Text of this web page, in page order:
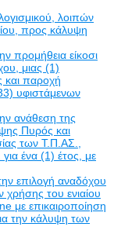
λοιπών
προς κάλυψη
προμήθεια είκοσι
μιας (1)
και παροχή
υφιστάμενων
ανάθεση της
Πυρός και
των Τ.Π.ΑΣ.,
ένα (1) έτος, με
επιλογή αναδόχου
του ενιαίου
με επικαιροποίηση
την κάλυψη των